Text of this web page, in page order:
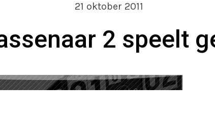
21 oktober 2011
2 speelt